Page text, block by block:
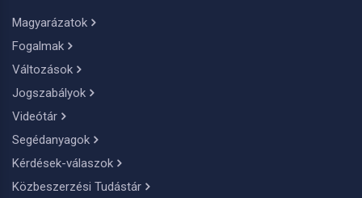
Magyarázatok
Fogalmak
Változások
Jogszabályok
Videótár
Segédanyagok
Kérdések-válaszok
Közbeszerzési Tudástár